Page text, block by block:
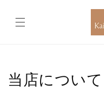
進む
当店について